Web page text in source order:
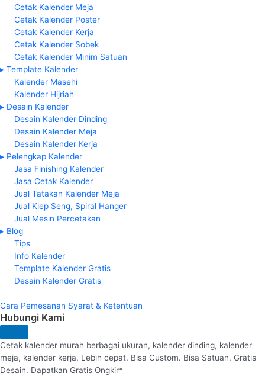
Cetak Kalender Meja
Cetak Kalender Poster
Cetak Kalender Kerja
Cetak Kalender Sobek
Cetak Kalender Minim Satuan
▸ Template Kalender
Kalender Masehi
Kalender Hijriah
▸ Desain Kalender
Desain Kalender Dinding
Desain Kalender Meja
Desain Kalender Kerja
▸ Pelengkap Kalender
Jasa Finishing Kalender
Jasa Cetak Kalender
Jual Tatakan Kalender Meja
Jual Klep Seng, Spiral Hanger
Jual Mesin Percetakan
▸ Blog
Tips
Info Kalender
Template Kalender Gratis
Desain Kalender Gratis
Cara Pemesanan Syarat & Ketentuan
Hubungi Kami
Cetak kalender murah berbagai ukuran, kalender dinding, kalender
meja, kalender kerja. Lebih cepat. Bisa Custom. Bisa Satuan. Gratis
Desain. Dapatkan Gratis Ongkir*